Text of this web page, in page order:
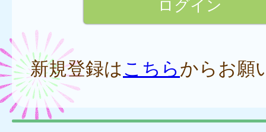
新規登録はこちらからお願